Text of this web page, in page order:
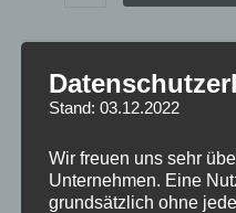
Kategorien: CVR3, FELGEN,
Schlagwort:CVR3
inkl. 19 % MwSt.
Lieferzeit:1 bis 3 Werktage
Stand: 03.12.2022
Wir freuen uns sehr
Unternehmen. Eine
grundsätzlich ohne